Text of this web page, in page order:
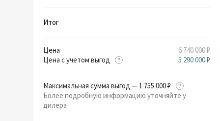
Итог
Цена
6 740 000 ₽
Цена с учетом выгод
5 290 000 ₽
Максимальная сумма выгод — 1 755 000 ₽
Более подробную информацию уточняйте у
дилера